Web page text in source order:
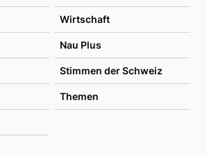
Wirtschaft
Nau Plus
Stimmen der Schweiz
Themen